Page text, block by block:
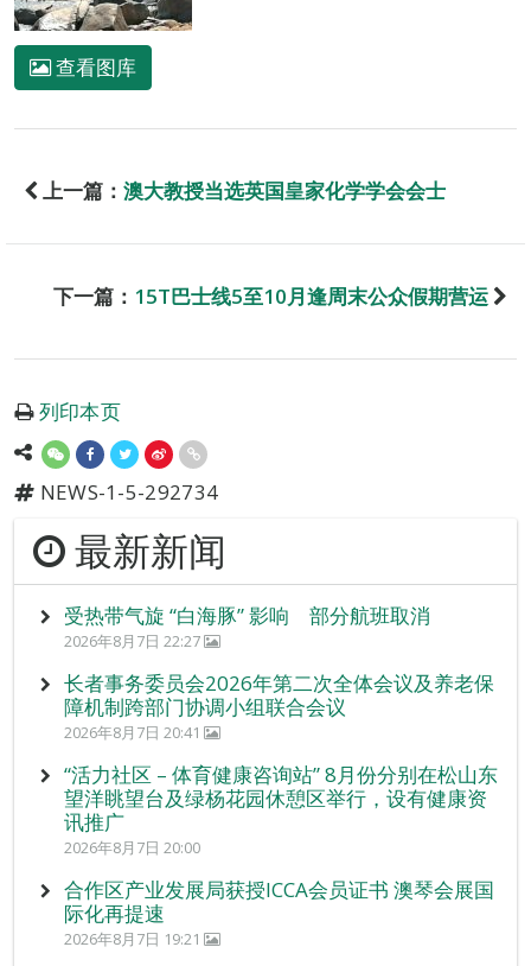
查看图库
上一篇： 澳大教授当选英国皇家化学学会会士
下一篇： 15T巴士线5至10月逢周末公众假期营运
列印本页
NEWS-1-5-292734
最新新闻
受热带气旋 “白海豚” 影响 部分航班取消
2026年8月7日 22:27
长者事务委员会2026年第二次全体会议及养老保
障机制跨部门协调小组联合会议
2026年8月7日 20:41
“活力社区 – 体育健康咨询站” 8月份分别在松山东
望洋眺望台及绿杨花园休憩区举行，设有健康资
讯推广
2026年8月7日 20:00
合作区产业发展局获授ICCA会员证书 澳琴会展国
际化再提速
2026年8月7日 19:21